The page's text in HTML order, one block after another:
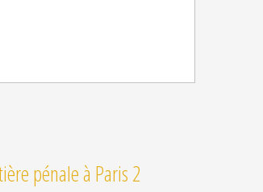
pénale à Paris 2